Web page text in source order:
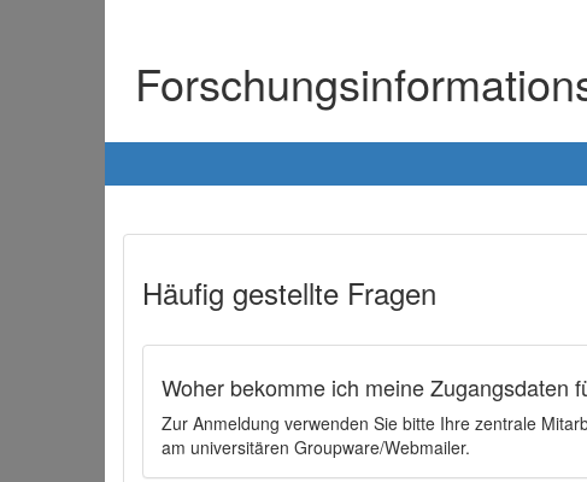
Häufig gestellte Fragen
Woher bekomme ich meine Zugangsdaten
Zur Anmeldung verwenden Sie bitte Ihre zentrale
am universitären Groupware/Webmailer.